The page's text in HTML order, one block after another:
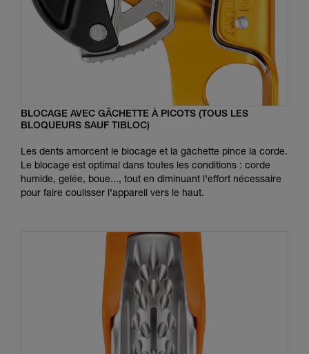
BLOCAGE AVEC GÂCHETTE À PICOTS (TOUS LES
BLOQUEURS SAUF TIBLOC)
Les dents amorcent le blocage et la gâchette pince la corde.
Le blocage est optimal dans toutes les conditions : corde
humide, gelée, boue..., tout en diminuant l’effort nécessaire
pour faire coulisser l’appareil vers le haut.